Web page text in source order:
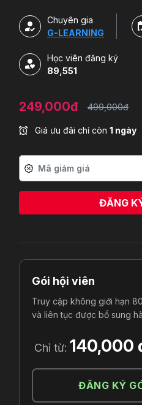
Chuyên gia
G-LEARNING
Học viên đăng ký
89,551
249,000đ 499,000đ
Giá ưu đãi chỉ còn 1 ngày
ĐĂNG
Gói hội viên
Truy cập không giới hạn
và liên tục được bổ sung
Chỉ từ: 140,000
ĐĂNG KÝ